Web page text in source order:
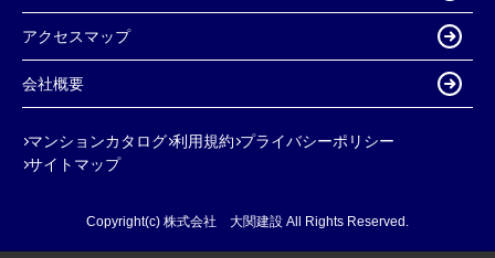
アクセスマップ
会社概要
マンションカタログ 利用規約 プライバシーポリシー
サイトマップ
Copyright(c) 株式会社 大関建設 All Rights Reserved.